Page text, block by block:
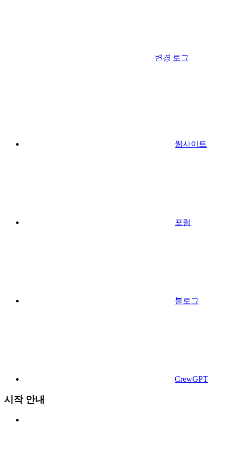
변경 로그
웹사이트
포럼
블로그
CrewGPT
시작 안내